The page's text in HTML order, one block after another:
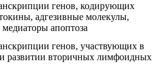
генов, кодирующих
адгезивные молекулы,
апоптоза
генов, участвующих в
развитии вторичных лимфоидных